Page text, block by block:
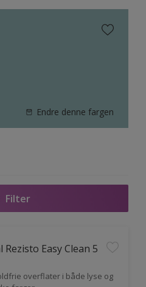
Endre denne fargen
Filter
Easy Clean 5
overflater i både lyse og